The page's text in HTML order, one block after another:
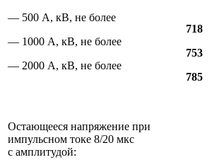
— 500 А, кВ, не более
— 1000 А, кВ, не более
— 2000 А, кВ, не более
718
753
785
Остающееся напряжение при
импульсном токе 8/20 мкс
с амплитудой: